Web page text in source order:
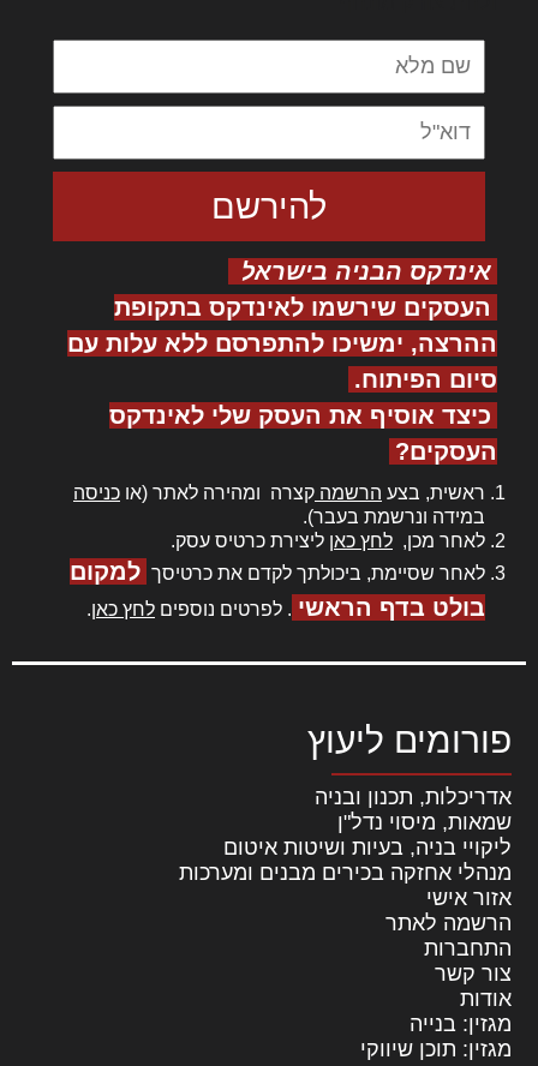
אינדקס הבניה בישראל
העסקים שירשמו לאינדקס בתקופת
ההרצה, ימשיכו להתפרסם ללא עלות עם
סיום הפיתוח.
כיצד אוסיף את העסק שלי לאינדקס
העסקים?
ראשית, בצע הרשמה קצרה ומהירה לאתר (או כניסה
במידה ונרשמת בעבר).
לאחר מכן, לחץ כאן ליצירת כרטיס עסק.
לאחר שסיימת, ביכולתך לקדם את כרטיסך למקום
בולט בדף הראשי . לפרטים נוספים לחץ כאן.
פורומים ליעוץ
אדריכלות, תכנון ובניה
שמאות, מיסוי נדל"ן
ליקויי בניה, בעיות ושיטות איטום
מנהלי אחזקה בכירים מבנים ומערכות
אזור אישי
הרשמה לאתר
התחברות
צור קשר
אודות
מגזין: בנייה
מגזין: תוכן שיווקי